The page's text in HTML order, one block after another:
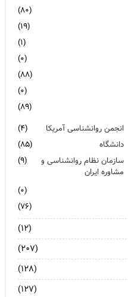
(۸۰)
(۱۹)
(۱)
(۰)
(۸۸)
(۰)
(۸۹)
انجمن روانشناسی آمریکا
(۴)
دانشگاه
(۸۵)
سازمان نظام روانشناسی و
مشاوره ایران
(۹)
(۰)
(۷۶)
(۱۲)
(۲۰۷)
(۱۲۸)
(۱۲۷)